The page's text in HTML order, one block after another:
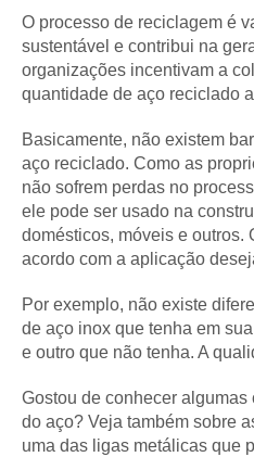
O processo de reciclagem é
sustentável e contribui na
organizações incentivam a
quantidade de aço reciclado
Basicamente, não existem
aço reciclado. Como as
não sofrem perdas no
ele pode ser usado na
domésticos, móveis e outros.
acordo com a aplicação
Por exemplo, não existe
de aço inox que tenha em
e outro que não tenha. A
Gostou de conhecer
do aço? Veja também sobre
uma das ligas metálicas que